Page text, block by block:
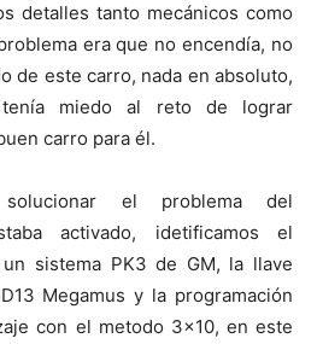
detalles tanto mecánicos como
era que no encendía, no
de este carro, nada en absoluto,
miedo al reto de lograr
carro para él.
solucionar el problema del
activado, idetificamos el
sistema PK3 de GM, la llave
Megamus y la programación
con el metodo 3×10, en este